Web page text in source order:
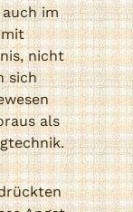
im
mit
nicht
sich
als